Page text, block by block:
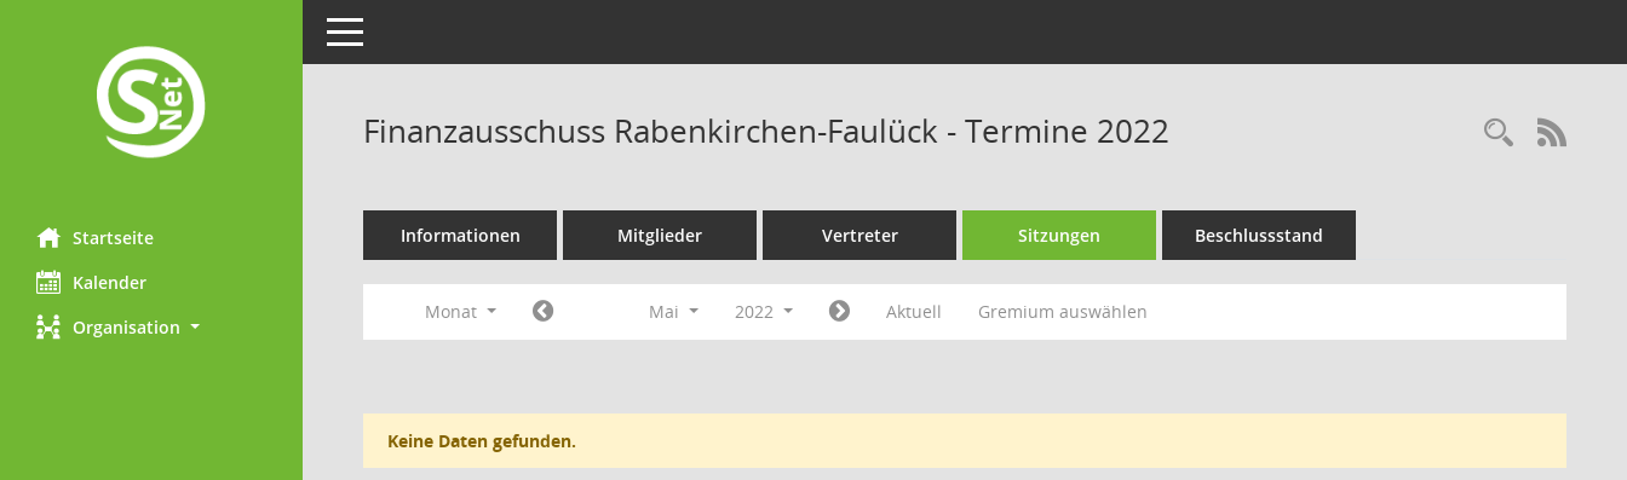
Startseite
Kalender
Organisation
Toggle navigation
Finanzausschuss Rabenkirchen-Faulück - Termine 2022
Informationen Mitglieder Vertreter Sitzungen Beschlussstand
Monat Mai 2022 Aktuell Gremium auswählen
Keine Daten gefunden.